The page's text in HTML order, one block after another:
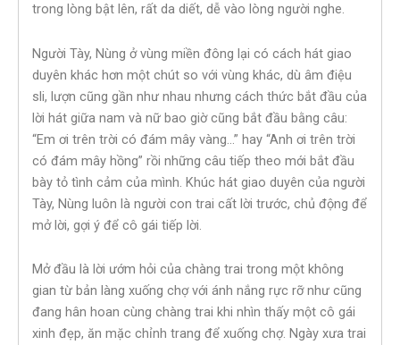
trong lòng bật lên, rất da diết, dễ vào lòng người nghe.
Người Tày, Nùng ở vùng miền đông lại có cách hát giao
duyên khác hơn một chút so với vùng khác, dù âm điệu
sli, lượn cũng gần như nhau nhưng cách thức bắt đầu của
lời hát giữa nam và nữ bao giờ cũng bắt đầu bằng câu:
“Em ơi trên trời có đám mây vàng…” hay “Anh ơi trên trời
có đám mây hồng” rồi những câu tiếp theo mới bắt đầu
bày tỏ tình cảm của mình. Khúc hát giao duyên của người
Tày, Nùng luôn là người con trai cất lời trước, chủ động để
mở lời, gợi ý để cô gái tiếp lời.
Mở đầu là lời ướm hỏi của chàng trai trong một không
gian từ bản làng xuống chợ với ánh nắng rực rỡ như cũng
đang hân hoan cùng chàng trai khi nhìn thấy một cô gái
xinh đẹp, ăn mặc chỉnh trang để xuống chợ. Ngày xưa trai